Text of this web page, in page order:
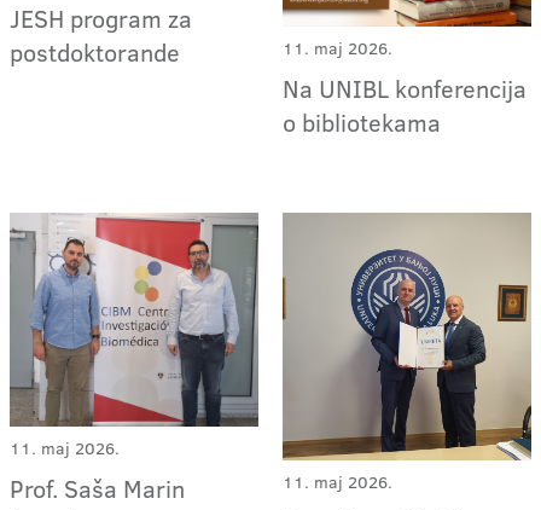
JESH program za
postdoktorande
11. maj 2026.
Na UNIBL konferencija
o bibliotekama
11. maj 2026.
Prof. Saša Marin
11. maj 2026.